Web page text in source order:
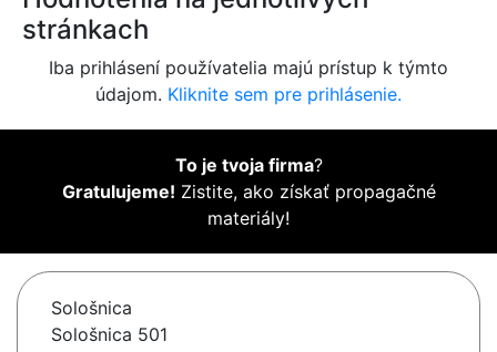
stránkach
Iba prihlásení používatelia majú prístup k týmto
údajom. Kliknite sem pre prihlásenie.
To je tvoja firma?
Gratulujeme! Zistite, ako získať propagačné
materiály!
Sološnica
Sološnica 501